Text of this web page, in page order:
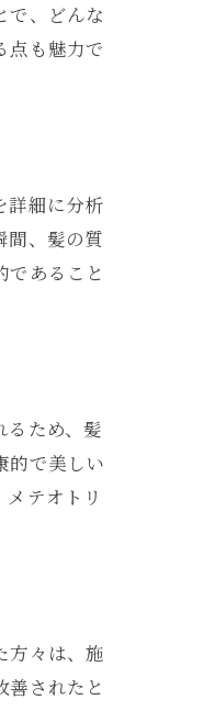
で、どんな
点も魅力で
詳細に分析
間、髪の質
であること
るため、髪
的で美しい
テオトリ
方々は、施
善されたと